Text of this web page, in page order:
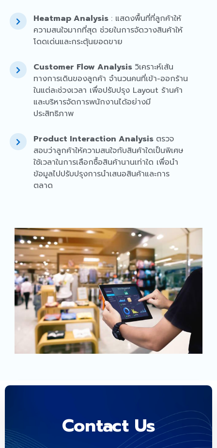
Heatmap Analysis : แสดงพื้นที่ที่ลูกค้าให้
ความสนใจมากที่สุด ช่วยในการจัดวางสินค้าให้
โดดเด่นและกระตุ้นยอดขาย
Customer Flow Analysis วิเคราะห์เส้น
ทางการเดินของลูกค้า จำนวนคนที่เข้า-ออกร้าน
ในแต่ละช่วงเวลา เพื่อปรับปรุง Layout ร้านค้า
และบริหารจัดการพนักงานได้อย่างมี
ประสิทธิภาพ
Product Interaction Analysis ตรวจ
สอบว่าลูกค้าให้ความสนใจกับสินค้าใดเป็นพิเศษ
ใช้เวลาในการเลือกซื้อสินค้านานเท่าใด เพื่อนำ
ข้อมูลไปปรับปรุงการนำเสนอสินค้าและการ
ตลาด
Contact Us